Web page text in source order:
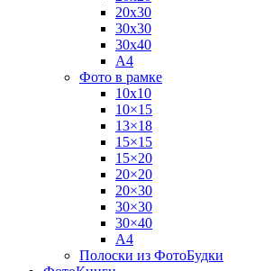
20х30
30х30
30х40
А4
Фото в рамке
10х10
10×15
13×18
15×15
15×20
20×20
20×30
30×30
30×40
A4
Полоски из ФотоБудки